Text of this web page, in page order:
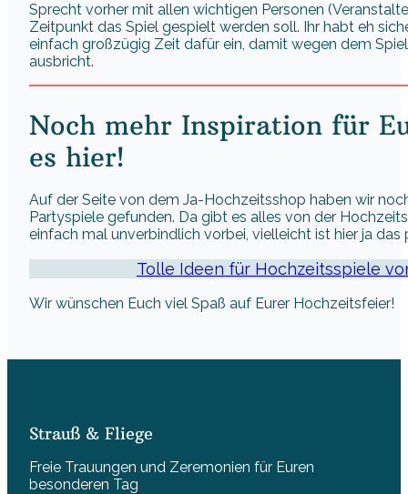
Sprecht vorher mit allen wichtigen Personen
Zeitpunkt das Spiel gespielt werden soll. Ihr habt eh
einfach großzügig Zeit dafür ein, damit wegen dem
ausbricht.
Noch mehr Inspiration für
es hier!
Auf der Seite von dem Ja-Hochzeitsshop haben wir
Partyspiele gefunden. Da gibt es alles von der
einfach mal unverbindlich vorbei, vielleicht ist hier ja das
Tolle Ideen für Hochzeitsspiele
Wir wünschen Euch viel Spaß auf Eurer Hochzeitsfeier!
Strauß & Fliege
Freie Trauungen und Zeremonien für Euren
besonderen Tag